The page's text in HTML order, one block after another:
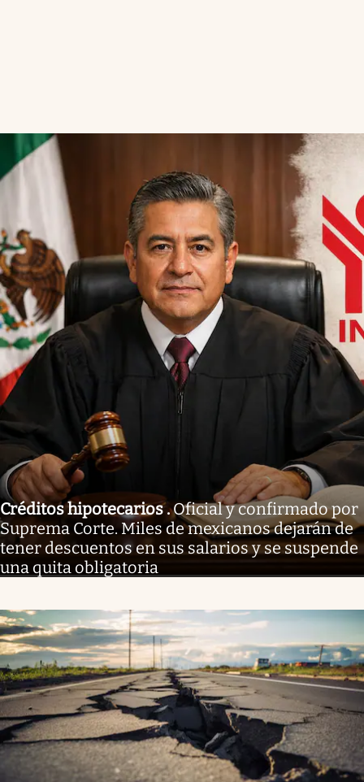
Créditos hipotecarios.Oficial y confirmado por
Suprema Corte. Miles de mexicanos dejarán de
tener descuentos en sus salarios y se suspende
una quita obligatoria